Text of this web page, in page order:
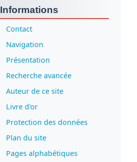
Informations
Contact
Navigation
Présentation
Recherche avancée
Auteur de ce site
Livre d'or
Protection des données
Plan du site
Pages alphabétiques